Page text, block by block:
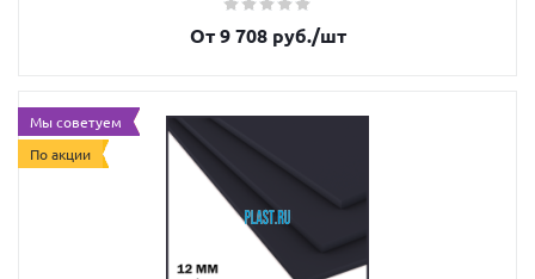
От 9 708 руб./шт
Мы советуем
По акции